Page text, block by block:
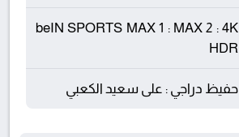
beIN SPORTS MAX 1 : MAX 2 : 4K
HDR
حفيظ دراجي : على سعيد الكعبي